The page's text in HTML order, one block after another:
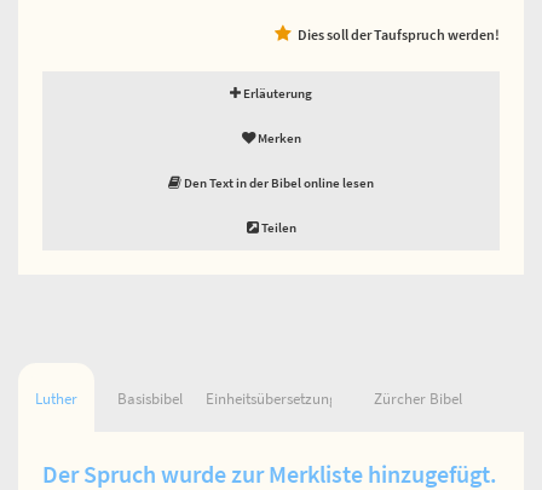
Dies soll der Taufspruch werden!
Erläuterung
Merken
Den Text in der Bibel online lesen
Teilen
Luther Basisbibel Einheitsübersetzung Zürcher Bibel
Der Spruch wurde zur Merkliste hinzugefügt.